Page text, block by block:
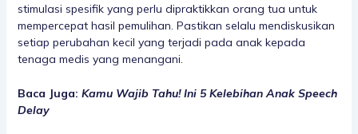
stimulasi spesifik yang perlu dipraktikkan orang tua untuk
mempercepat hasil pemulihan. Pastikan selalu mendiskusikan
setiap perubahan kecil yang terjadi pada anak kepada
tenaga medis yang menangani.
Baca Juga: Kamu Wajib Tahu! Ini 5 Kelebihan Anak Speech
Delay